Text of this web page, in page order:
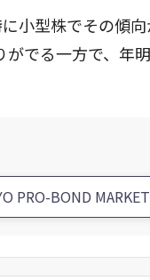
小型株でその傾
でる一方で、年
PRO-BOND MARKET